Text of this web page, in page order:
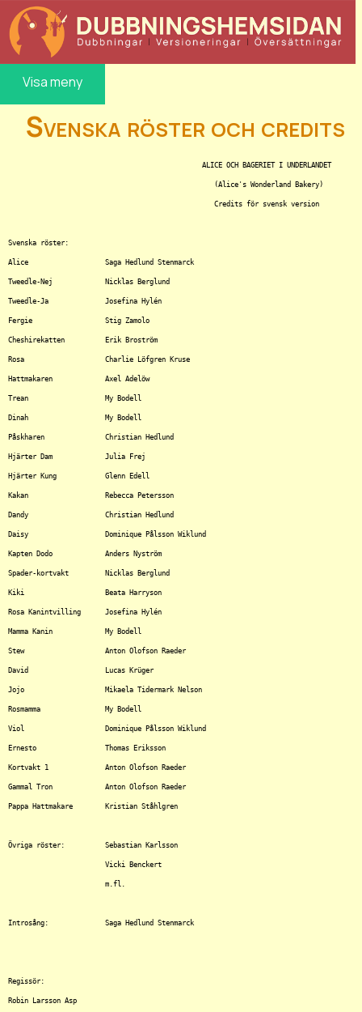
Visa meny
Svenska röster och credits
Svenska röster:
Alice			Saga Hedlund Stenmarck
Tweedle-Nej		Nicklas Berglund
Tweedle-Ja		Josefina Hylén
Fergie			Stig Zamolo
Cheshirekatten		Erik Broström
Rosa			Charlie Löfgren Kruse
Hattmakaren		Axel Adelöw
Trean			My Bodell
Dinah			My Bodell
Påskharen		Christian Hedlund
Hjärter Dam		Julia Frej
Hjärter Kung		Glenn Edell
Kakan			Rebecca Petersson
Dandy			Christian Hedlund
Daisy			Dominique Pålsson Wiklund
Kapten Dodo		Anders Nyström
Spader-kortvakt		Nicklas Berglund
Kiki			Beata Harryson
Rosa Kanintvilling	Josefina Hylén
Mamma Kanin		My Bodell
Stew			Anton Olofson Raeder
David			Lucas Krüger
Jojo			Mikaela Tidermark Nelson
Rosmamma		My Bodell
Viol			Dominique Pålsson Wiklund
Ernesto			Thomas Eriksson
Kortvakt 1		Anton Olofson Raeder
Gammal Tron		Anton Olofson Raeder
Pappa Hattmakare	Kristian Ståhlgren
Övriga röster:		Sebastian Karlsson
Introsång:		Saga Hedlund Stenmarck
Regissör:
Robin Larsson Asp